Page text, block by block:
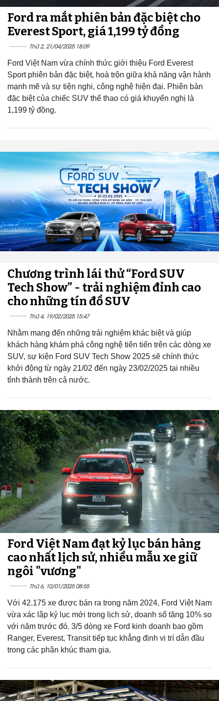
Ford ra mắt phiên bản đặc biệt cho
Everest Sport, giá 1,199 tỷ đồng
Thứ 2, 21/04/2025 18:09
Ford Việt Nam vừa chính thức giới thiệu Ford Everest
Sport phiên bản đặc biệt, hoà trộn giữa khả năng vận hành
mạnh mẽ và sự tiện nghi, công nghệ hiện đại. Phiên bản
đặc biệt của chiếc SUV thể thao có giá khuyến nghị là
1,199 tỷ đồng.
Chương trình lái thử “Ford SUV
Tech Show” - trải nghiệm đỉnh cao
cho những tín đồ SUV
Thứ 4, 19/02/2025 15:47
Nhằm mang đến những trải nghiệm khác biệt và giúp
khách hàng khám phá công nghệ tiên tiến trên các dòng xe
SUV, sự kiện Ford SUV Tech Show 2025 sẽ chính thức
khởi động từ ngày 21/02 đến ngày 23/02/2025 tại nhiều
tỉnh thành trên cả nước.
Ford Việt Nam đạt kỷ lục bán hàng
cao nhất lịch sử, nhiều mẫu xe giữ
ngôi "vương"
Thứ 6, 10/01/2025 08:55
Với 42.175 xe được bán ra trong năm 2024, Ford Việt Nam
vừa xác lập kỷ lục mới trong lịch sử, doanh số tăng 10% so
với năm trước đó. 3/5 dòng xe Ford kinh doanh bao gồm
Ranger, Everest, Transit tiếp tục khẳng định vị trí dẫn đầu
trong các phân khúc tham gia.